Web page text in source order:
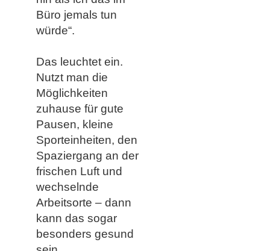
Büro jemals tun
würde“.
​​Das leuchtet ein.
Nutzt man die
Möglichkeiten
zuhause für gute
Pausen, kleine
Sporteinheiten, den
Spaziergang an der
frischen Luft und
wechselnde
Arbeitsorte – dann
kann das sogar
besonders gesund